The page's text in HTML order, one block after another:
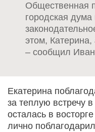
Общественная
городская
этом,
– сообщил Иван
Екатерина
за теплую встречу
осталась в
лично